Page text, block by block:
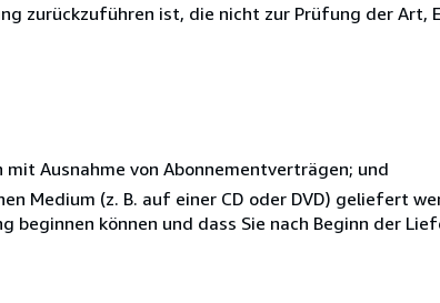
zurückzuführen ist, die nicht zur Prüfung der Art,
Ausnahme von Abonnementverträgen; und
Medium (z. B. auf einer CD oder DVD) geliefert
können und dass Sie nach Beginn der